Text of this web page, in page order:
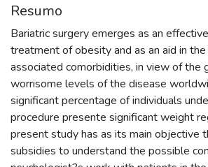
Resumo
Bariatric surgery emerges as an
treatment of obesity and as an aid in
associated comorbidities, in view of the
worrisome levels of the disease
significant percentage of individuals
procedure presente significant weight
present study has as its main objective
subsidies to understand the possible